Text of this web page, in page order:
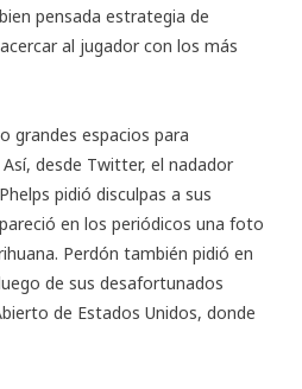
pensada estrategia de
al jugador con los más
grandes espacios para
Así, desde Twitter, el nadador
pidió disculpas a sus
en los periódicos una foto
Perdón también pidió en
de sus desafortunados
de Estados Unidos, donde